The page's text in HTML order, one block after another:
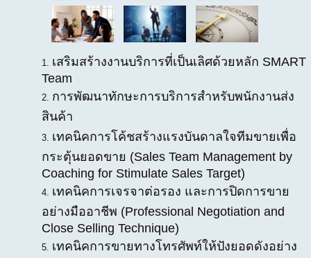
เสริมสร้างงานบริการที่เป็นเลิศด้วยหลัก SMART
Team
การพัฒนาทักษะการบริการสำหรับพนักงานส่ง
สินค้า
เทคนิคการโค้ชสร้างแรงบันดาลใจทีมขายเพื่อ
กระตุ้นยอดขาย (Sales Team Management by
Coaching for Stimulate Sales Target)
เทคนิคการเจรจาต่อรอง และการปิดการขาย
อย่างมืออาชีพ (Professional Negotiation and
Close Selling Technique)
เทคนิคการขายทางโทรศัพท์ให้ปังยอดดังอย่าง